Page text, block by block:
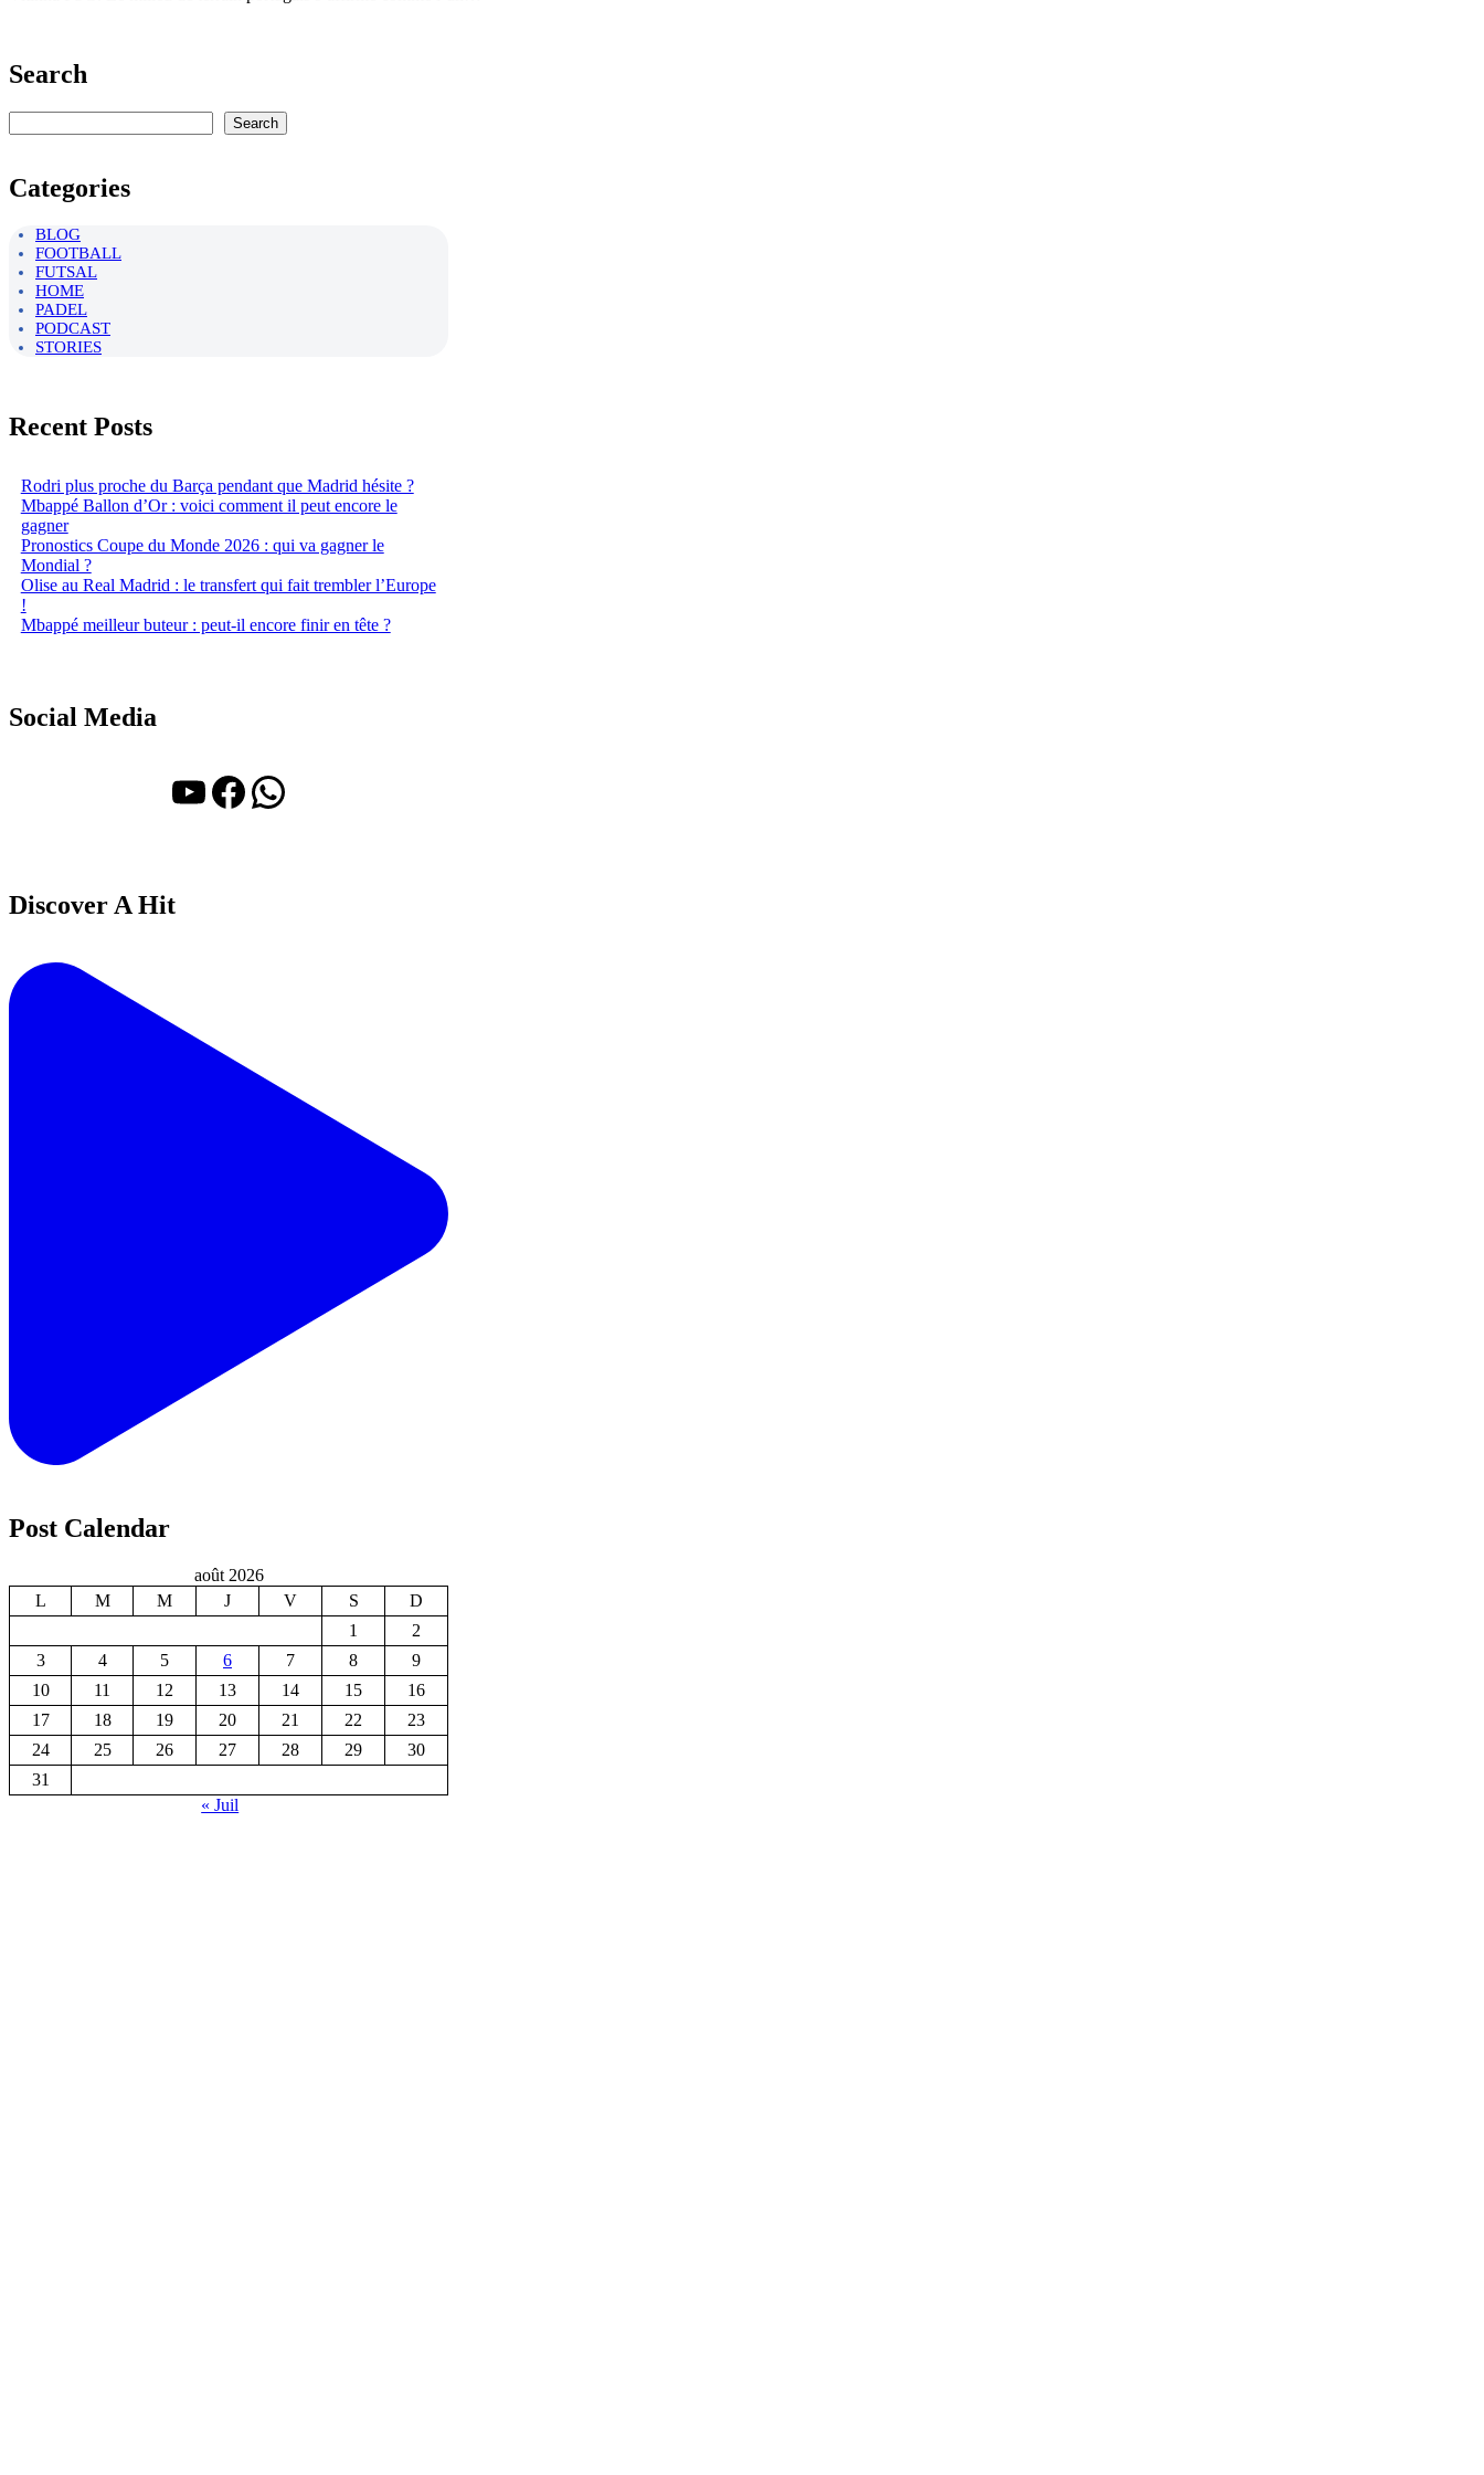
Search
Search
Categories
BLOG
FOOTBALL
FUTSAL
HOME
PADEL
PODCAST
STORIES
Recent Posts
Rodri plus proche du Barça pendant que Madrid hésite ?
Mbappé Ballon d’Or : voici comment il peut encore le
gagner
Pronostics Coupe du Monde 2026 : qui va gagner le
Mondial ?
Olise au Real Madrid : le transfert qui fait trembler l’Europe
!
Mbappé meilleur buteur : peut-il encore finir en tête ?
Social Media
YouTube
Facebook
WhatsApp
Discover A Hit
Post Calendar
août 2026
L
M M J V S
D
1
2
3
4 5 6 7 8
9
10
11 12 13 14 15
16
17
18 19 20 21 22
23
24
25 26 27 28 29
30
31
« Juil